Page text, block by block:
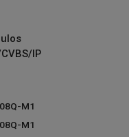
IP
M1
M1